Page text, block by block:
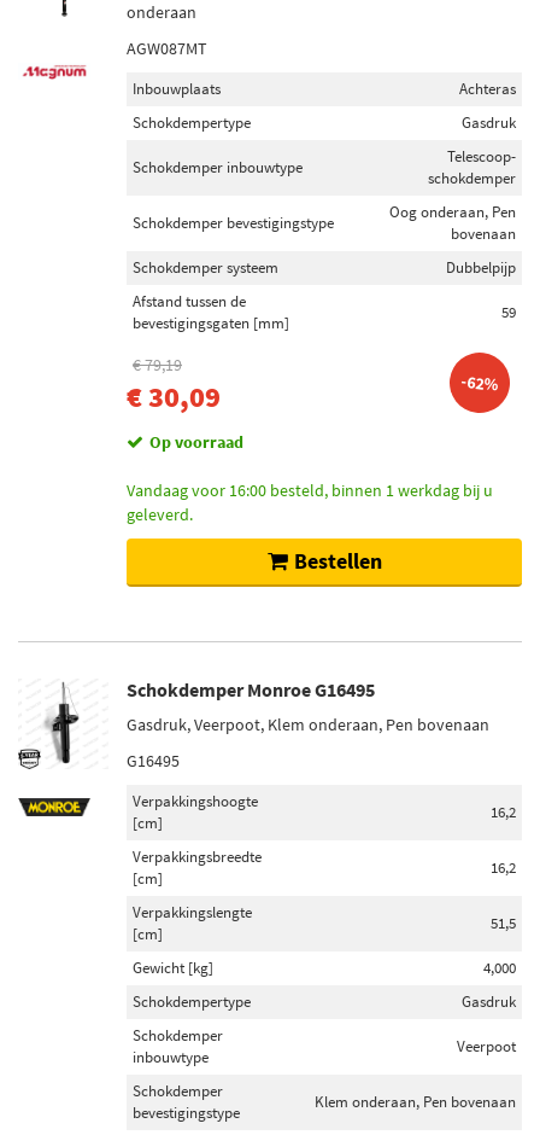
onderaan
AGW087MT
Inbouwplaats
Achteras
Schokdempertype
Gasdruk
Schokdemper inbouwtype
Telescoop-
schokdemper
Schokdemper bevestigingstype
Oog onderaan, Pen
bovenaan
Schokdemper systeem
Dubbelpijp
Afstand tussen de
bevestigingsgaten [mm]
59
€ 79,19
€ 30,09 -62%
Op voorraad
Vandaag voor 16:00 besteld, binnen 1 werkdag bij u
geleverd.
Bestellen
Schokdemper Monroe G16495
Gasdruk, Veerpoot, Klem onderaan, Pen bovenaan
G16495
Verpakkingshoogte
[cm]
16,2
Verpakkingsbreedte
[cm]
16,2
Verpakkingslengte
[cm]
51,5
Gewicht [kg]
4,000
Schokdempertype
Gasdruk
Schokdemper
inbouwtype
Veerpoot
Schokdemper
bevestigingstype
Klem onderaan, Pen bovenaan